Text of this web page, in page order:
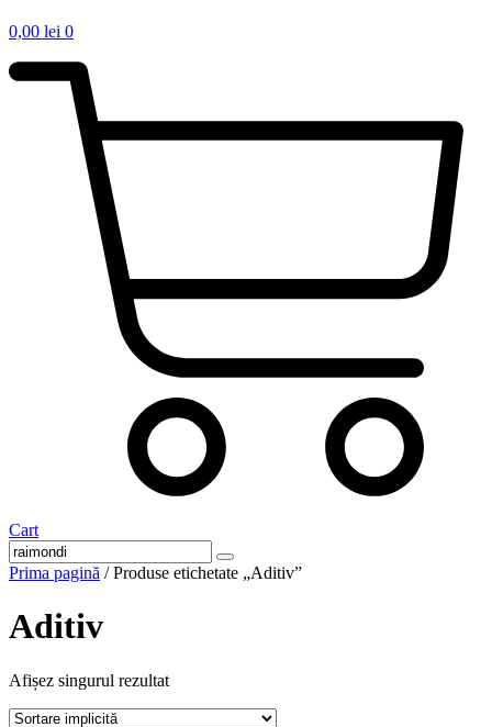
0,00 lei 0
Cart
Prima pagină / Produse etichetate „Aditiv”
Aditiv
Afișez singurul rezultat